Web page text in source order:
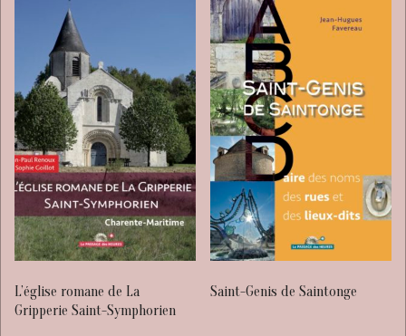
L’église romane de La
Gripperie Saint-Symphorien
Saint-Genis de Saintonge